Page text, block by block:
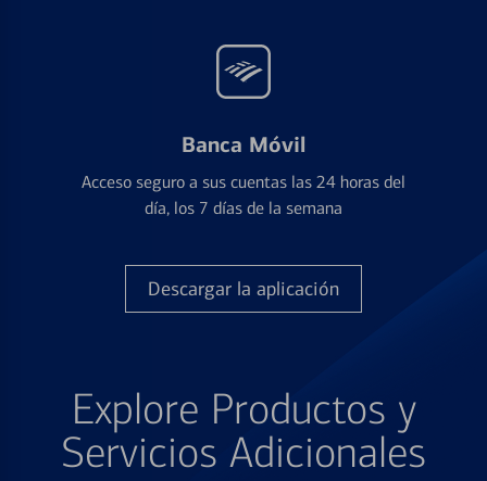
Banca Móvil
Acceso seguro a sus cuentas las 24 horas del
día, los 7 días de la semana
Descargar la aplicación
Explore Productos y
Servicios Adicionales